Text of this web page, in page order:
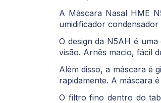
A Máscara Nasal HME
umidificador
O design da N5AH é
visão. Arnês macio, fácil
Além disso, a máscara é
rapidamente. A máscara
O filtro fino dentro do